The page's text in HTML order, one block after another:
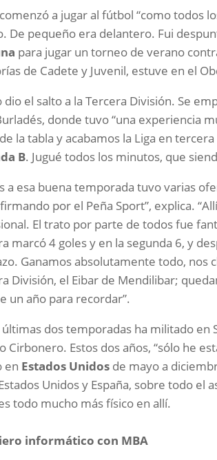
a jugar al fútbol “como todos
De pequeño era delantero. Fui
para jugar un torneo de verano
de Cadete y Juvenil, estuve en el
dio el salto a la Tercera División. Se
donde tuvo “una experiencia
la tabla y acabamos la Liga en
B. Jugué todos los minutos, que
a esa buena temporada tuvo varias
por el Peña Sport”, explica.
El trato por parte de todos fue
marcó 4 goles y en la segunda 6, y
Ganamos absolutamente todo, nos
División, el Eibar de Mendilibar;
un año para recordar”.
últimas dos temporadas ha militado en
Cirbonero. Estos dos años, “sólo he
en Estados Unidos de mayo a
Unidos y España, sobre todo el
todo mucho más físico en allí.
informático con MBA